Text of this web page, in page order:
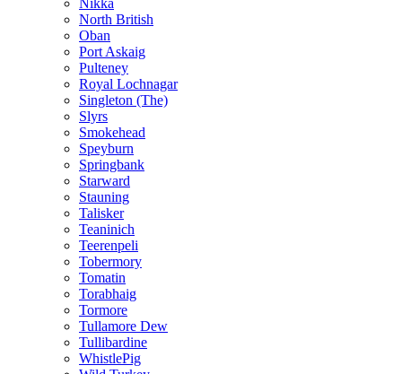
Nikka
North British
Oban
Port Askaig
Pulteney
Royal Lochnagar
Singleton (The)
Slyrs
Smokehead
Speyburn
Springbank
Starward
Stauning
Talisker
Teaninich
Teerenpeli
Tobermory
Tomatin
Torabhaig
Tormore
Tullamore Dew
Tullibardine
WhistlePig